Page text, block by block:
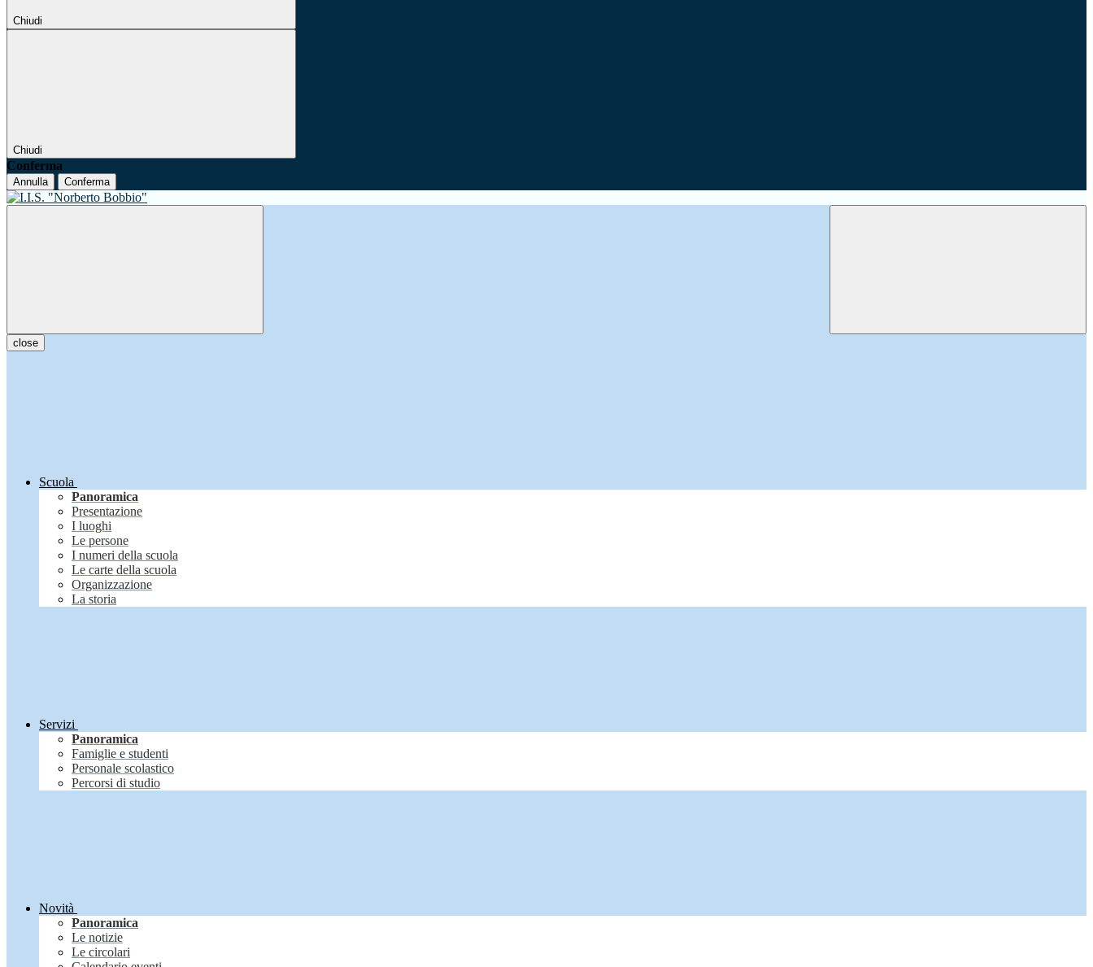
Chiudi
Chiudi
Conferma
Annulla Conferma
close
Scuola
Panoramica
Presentazione
I luoghi
Le persone
I numeri della scuola
Le carte della scuola
Organizzazione
La storia
Servizi
Panoramica
Famiglie e studenti
Personale scolastico
Percorsi di studio
Novità
Panoramica
Le notizie
Le circolari